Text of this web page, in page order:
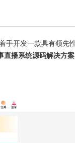
手开发一款具有领先
直播系统源码解决方案